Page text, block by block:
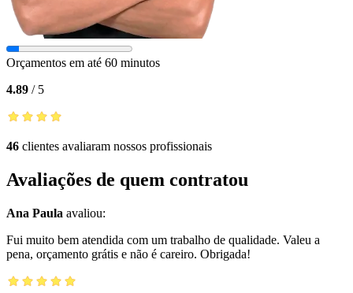
Orçamentos em até 60 minutos
4.89 / 5
46 clientes avaliaram nossos profissionais
Avaliações de quem contratou
Ana Paula avaliou:
Fui muito bem atendida com um trabalho de qualidade. Valeu a
pena, orçamento grátis e não é careiro. Obrigada!